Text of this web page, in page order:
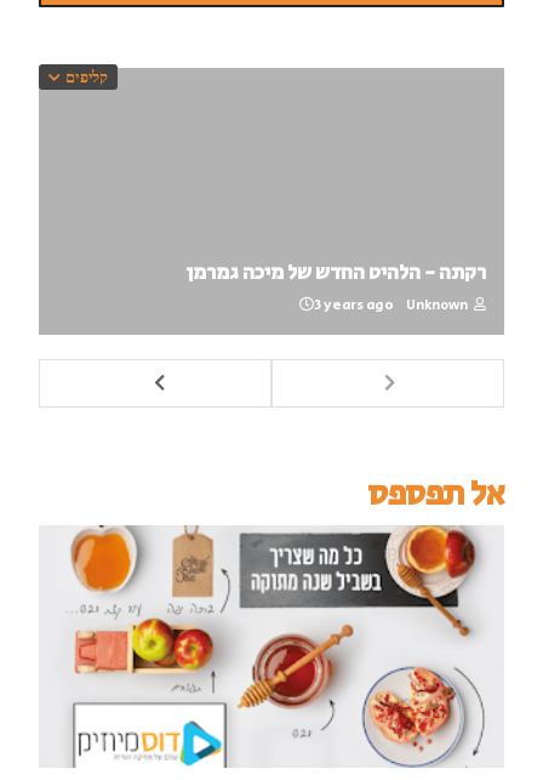
קליפים
רקתה - הלהיט החדש של מיכה גמרמן
Unknown
3 years ago
אל תפספס